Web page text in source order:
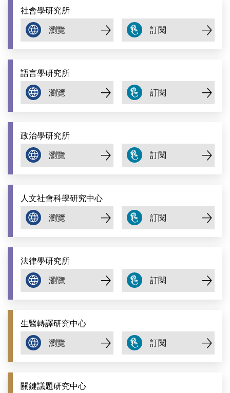
社會學研究所
語言學研究所
政治學研究所
人文社會科學研究中心
法律學研究所
生醫轉譯研究中心
關鍵議題研究中心